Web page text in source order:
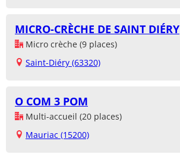
MICRO-CRÈCHE DE SAINT DIÉRY
Micro crèche (9 places)
Saint-Diéry (63320)
O COM 3 POM
Multi-accueil (20 places)
Mauriac (15200)